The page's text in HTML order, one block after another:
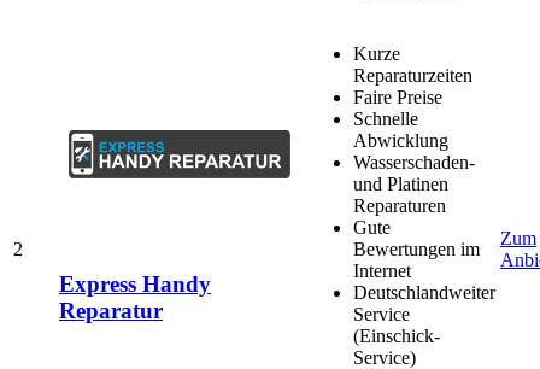
2
Express Handy
Reparatur
Kurze
Reparaturzeiten
Faire Preise
Schnelle
Abwicklung
Wasserschaden-
und Platinen
Reparaturen
Gute
Bewertungen im
Internet
Deutschlandweiter
Service
(Einschick-
Service)
Zum